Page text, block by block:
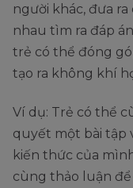
người khác, đưa
nhau tìm ra đáp
trẻ có thể đóng
tạo ra không khí
Ví dụ: Trẻ có thể
quyết một bài tập
kiến thức của
cùng thảo luận để